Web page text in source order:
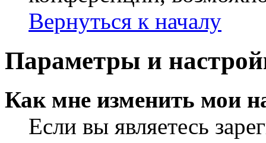
Вернуться к началу
Параметры и
Как мне изменить мои
Если вы являетесь